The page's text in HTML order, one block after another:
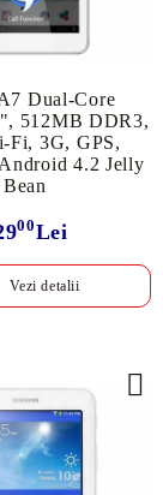
Dual-Core
512MB DDR3,
Fi, 3G, GPS,
4.2 Jelly
Bean
00Lei
Vezi detalii